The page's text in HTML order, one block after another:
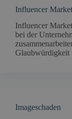
Influencer
Influencer
bei der
Imageschaden